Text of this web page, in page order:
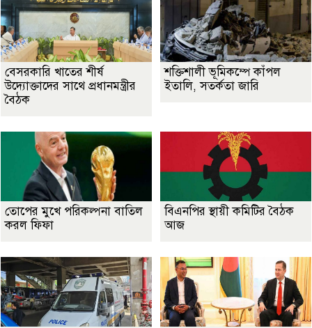
বেসরকারি খাতের শীর্ষ
উদ্যোক্তাদের সাথে প্রধানমন্ত্রীর
বৈঠক
শক্তিশালী ভূমিকম্পে কাঁপল
ইতালি, সতর্কতা জারি
তোপের মুখে পরিকল্পনা বাতিল
করল ফিফা
বিএনপির স্থায়ী কমিটির বৈঠক
আজ